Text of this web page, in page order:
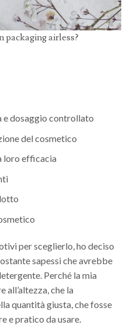
airless?
e dosaggio controllato
del cosmetico
loro efficacia
per sceglierlo, ho deciso
sapessi che avrebbe
Perché la mia
all’altezza, che la
quantità giusta, che fosse
e pratico da usare.